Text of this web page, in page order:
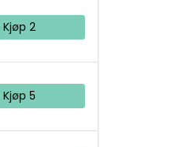
Kjøp 2
Kjøp 5